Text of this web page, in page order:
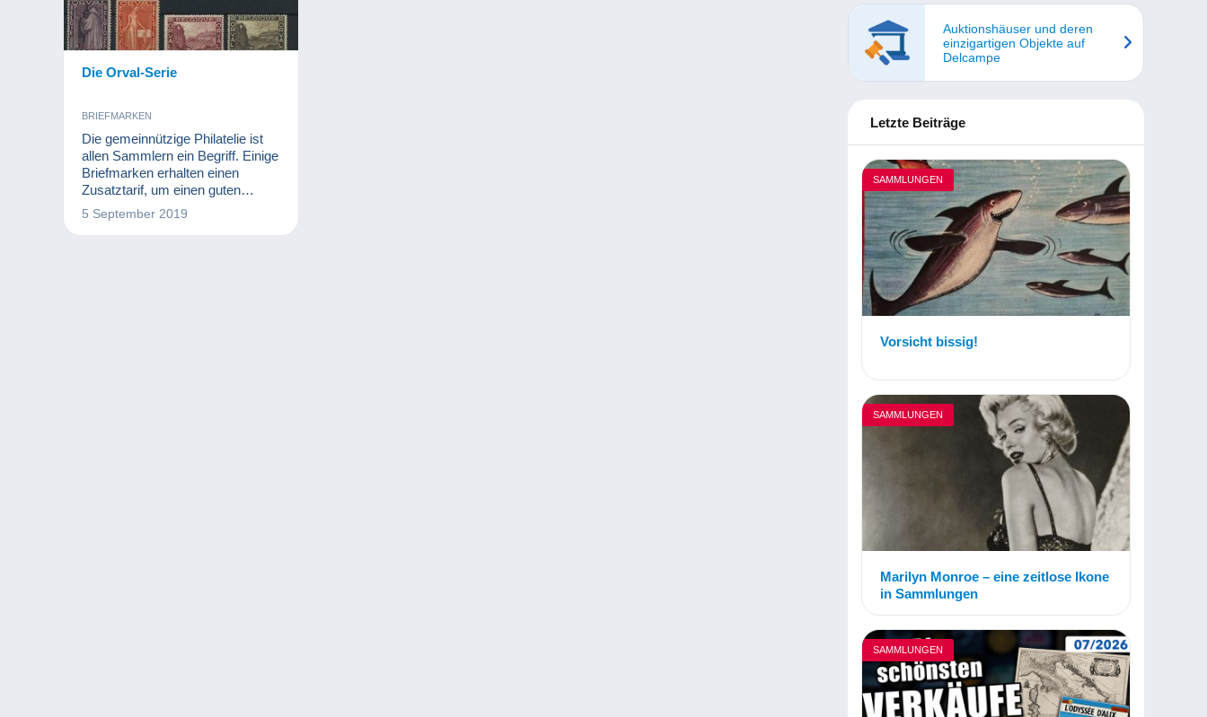
Die Orval-Serie
BRIEFMARKEN
Die gemeinnützige Philatelie ist
allen Sammlern ein Begriff. Einige
Briefmarken erhalten einen
Zusatztarif, um einen guten
Zweck zu unterstützen. In dieser
Hinsicht hat der Wiederaufbau der
5 September 2019
Auktionshäuser und deren
einzigartigen Objekte auf
Delcampe
Letzte Beiträge
SAMMLUNGEN
Vorsicht bissig!
SAMMLUNGEN
Marilyn Monroe – eine zeitlose Ikone
in Sammlungen
SAMMLUNGEN